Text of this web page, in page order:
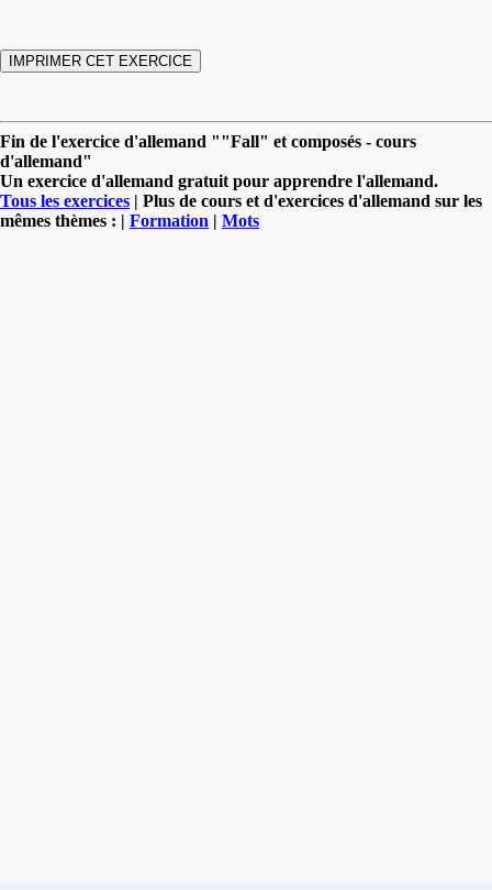
Fin de l'exercice d'allemand ""Fall" et composés - cours
d'allemand"
Un exercice d'allemand gratuit pour apprendre l'allemand.
Tous les exercices | Plus de cours et d'exercices d'allemand sur les
mêmes thèmes : | Formation | Mots